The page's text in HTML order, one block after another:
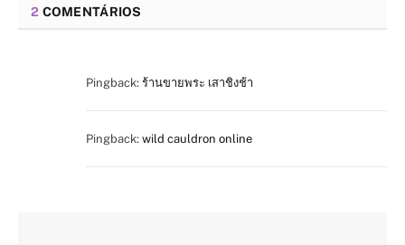
2 COMENTÁRIOS
Pingback: ร้านขายพระ เสาชิงช้า
Pingback: wild cauldron online